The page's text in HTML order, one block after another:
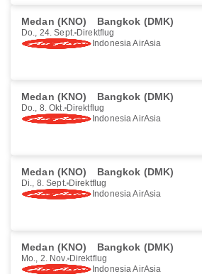
Medan (KNO) Bangkok (DMK)
Do., 24. Sept. Direktflug
Indonesia AirAsia
Medan (KNO) Bangkok (DMK)
Do., 8. Okt. Direktflug
Indonesia AirAsia
Medan (KNO) Bangkok (DMK)
Di., 8. Sept. Direktflug
Indonesia AirAsia
Medan (KNO) Bangkok (DMK)
Mo., 2. Nov. Direktflug
Indonesia AirAsia